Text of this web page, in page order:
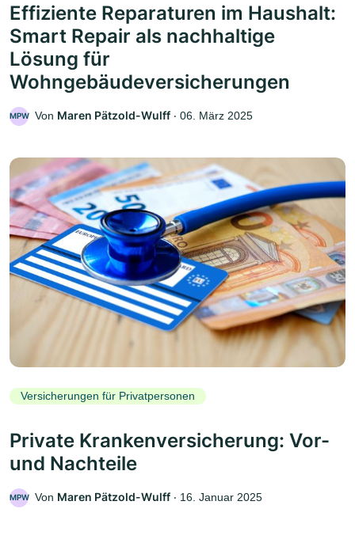
Effiziente Reparaturen im Haushalt:
Smart Repair als nachhaltige
Lösung für
Wohngebäudeversicherungen
MPW Von Maren Pätzold-Wulff ‧ 06. März 2025
Versicherungen für Privatpersonen
Private Krankenversicherung: Vor-
und Nachteile
MPW Von Maren Pätzold-Wulff ‧ 16. Januar 2025